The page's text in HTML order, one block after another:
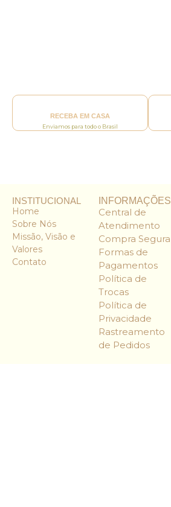
RECEBA EM CASA
Enviamos para todo o Brasil
INSTITUCIONAL
Home
Sobre Nós
Missão, Visão e
Valores
Contato
INFORMAÇÕES
Central de
Atendimento
Compra Segura
Formas de
Pagamentos
Política de
Trocas
Política de
Privacidade
Rastreamento
de Pedidos